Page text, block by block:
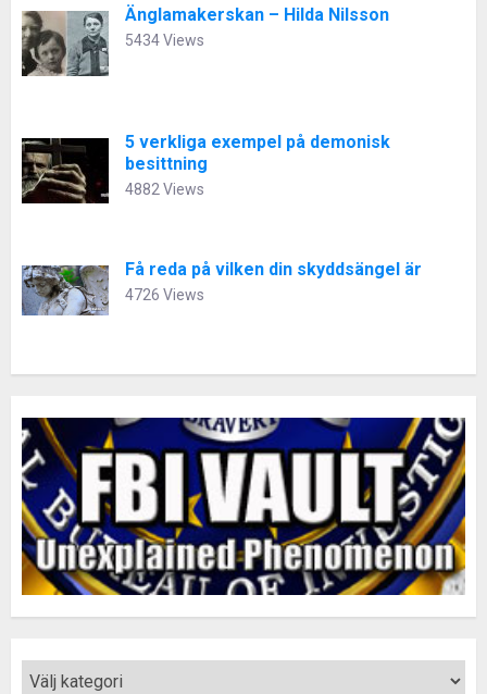
Änglamakerskan – Hilda Nilsson
5434 Views
5 verkliga exempel på demonisk
besittning
4882 Views
Få reda på vilken din skyddsängel är
4726 Views